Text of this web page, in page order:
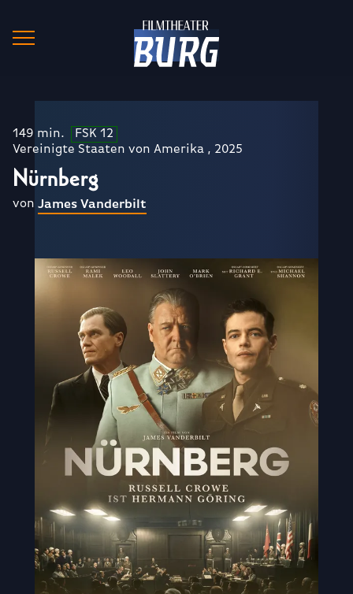
149 min.
FSK 12
Vereinigte Staaten von Amerika , 2025
Nürnberg
von James Vanderbilt